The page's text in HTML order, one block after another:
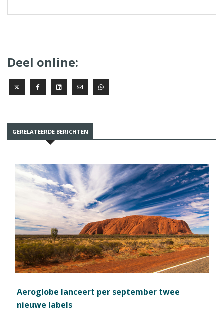
Deel online:
GERELATEERDE BERICHTEN
Aeroglobe lanceert per september twee
nieuwe labels